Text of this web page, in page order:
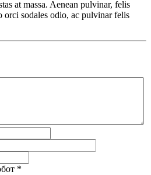
at massa. Aenean pulvinar, felis
sodales odio, ac pulvinar felis
*